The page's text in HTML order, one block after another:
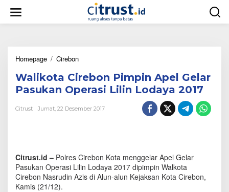
w
Homepage / Cirebon
l
i
k
t
e
b
o
Walikota Cirebon Pimpin Apel Gelar
Pasukan Operasi Lilin Lodaya 2017
Citrust Jumat, 22 Desember 2017
Citrust.id – Polres Cirebon Kota menggelar Apel Gelar
Pasukan Operasi Lilin Lodaya 2017 dipimpin Walkota
Cirebon Nasrudin Azis di Alun-alun Kejaksan Kota Cirebon,
Kamis (21/12).